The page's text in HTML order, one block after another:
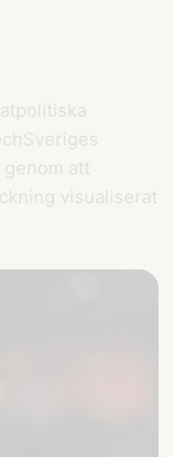
att
visualiserat